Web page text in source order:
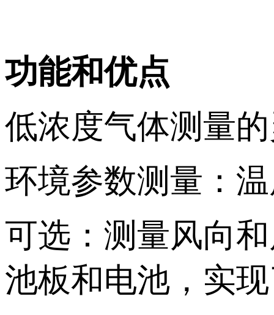
功能和优点
低浓度气体测量
环境参数测量：
可选：测量风向
池板和电池，实